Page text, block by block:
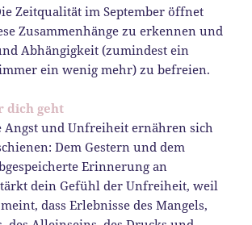
Zeitqualität im September öffnet
Zusammenhänge zu erkennen und
Abhängigkeit (zumindest ein
ein wenig mehr) zu befreien.
dich geht
Angst und Unfreiheit ernähren sich
Dem Gestern und dem
Erinnerung an
dein Gefühl der Unfreiheit, weil
dass Erlebnisse des Mangels,